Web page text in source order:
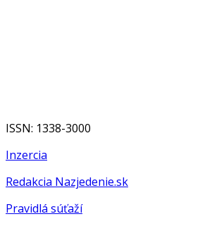
ISSN: 1338-3000
Inzercia
Redakcia Nazjedenie.sk
Pravidlá súťaží